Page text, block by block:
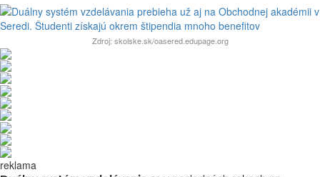
Zdroj: skolske.sk/oasered.edupage.org
reklama